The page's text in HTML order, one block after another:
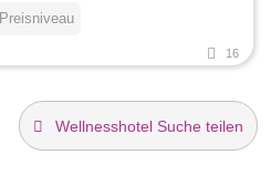
Preisniveau
16
Wellnesshotel Suche teilen